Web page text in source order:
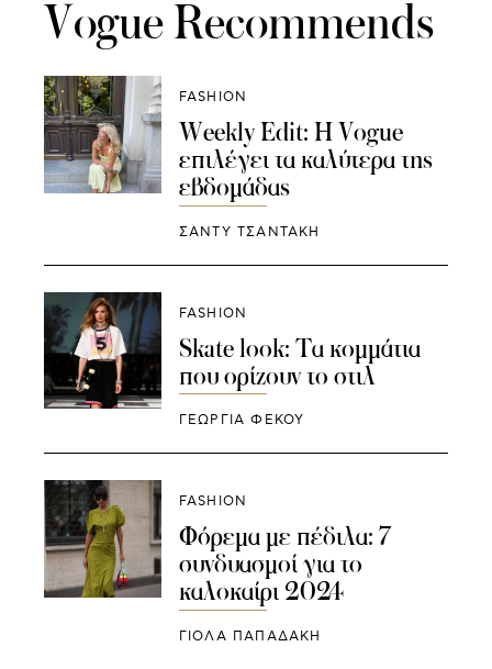
Vogue Recommends
FASHION
Weekly Edit: Η Vogue
επιλέγει τα καλύτερα της
εβδομάδας
ΣΑΝΤΥ ΤΣΑΝΤΑΚΗ
FASHION
Skate look: Τα κομμάτια
που ορίζουν το στιλ
ΓΕΩΡΓΙΑ ΦΕΚΟΥ
FASHION
Φόρεμα με πέδιλα: 7
συνδυασμοί για το
καλοκαίρι 2024
ΓΙΌΛΑ ΠΑΠΑΔΆΚΗ